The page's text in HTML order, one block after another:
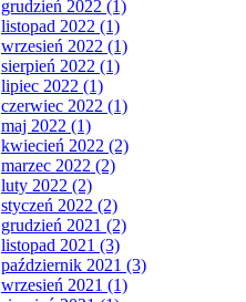
grudzień 2022 (1)
listopad 2022 (1)
wrzesień 2022 (1)
sierpień 2022 (1)
lipiec 2022 (1)
czerwiec 2022 (1)
maj 2022 (1)
kwiecień 2022 (2)
marzec 2022 (2)
luty 2022 (2)
styczeń 2022 (2)
grudzień 2021 (2)
listopad 2021 (3)
październik 2021 (3)
wrzesień 2021 (1)